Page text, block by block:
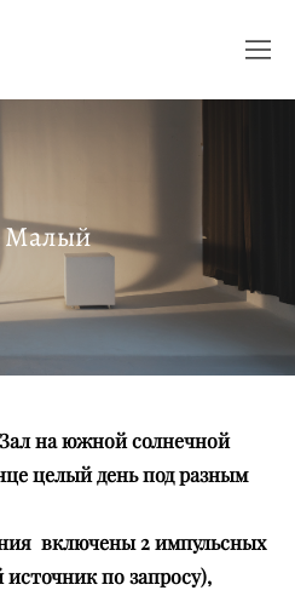
Малый
на южной солнечной
целый день под разным
включены 2 импульсных
по запросу),